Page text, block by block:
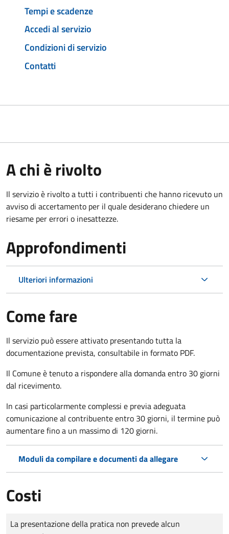
Tempi e scadenze
Accedi al servizio
Condizioni di servizio
Contatti
A chi è rivolto
Il servizio è rivolto a tutti i contribuenti che hanno ricevuto un
avviso di accertamento per il quale desiderano chiedere un
riesame per errori o inesattezze.
Approfondimenti
Ulteriori informazioni
Come fare
Il servizio può essere attivato presentando tutta la
documentazione prevista, consultabile in formato PDF.
Il Comune è tenuto a rispondere alla domanda entro 30 giorni
dal ricevimento.
In casi particolarmente complessi e previa adeguata
comunicazione al contribuente entro 30 giorni, il termine può
aumentare fino a un massimo di 120 giorni.
Moduli da compilare e documenti da allegare
Costi
Tipo di pagamento
Importo
La presentazione della pratica non prevede alcun